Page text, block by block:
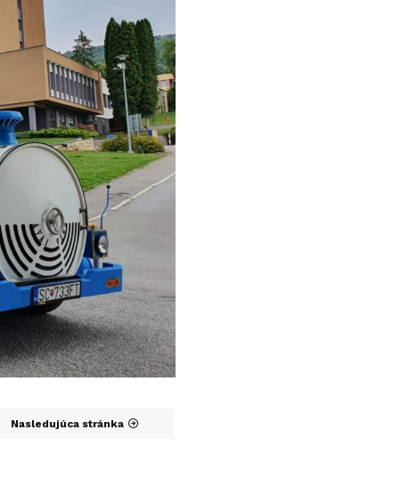
Nasledujúca stránka